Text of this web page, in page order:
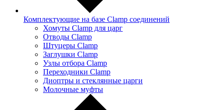
Комплектующие на базе Clamp соединений
Хомуты Clamp для царг
Отводы Clamp
Штуцеры Clamp
Заглушки Clamp
Узлы отбора Clamp
Переходники Clamp
Диоптры и стеклянные царги
Молочные муфты